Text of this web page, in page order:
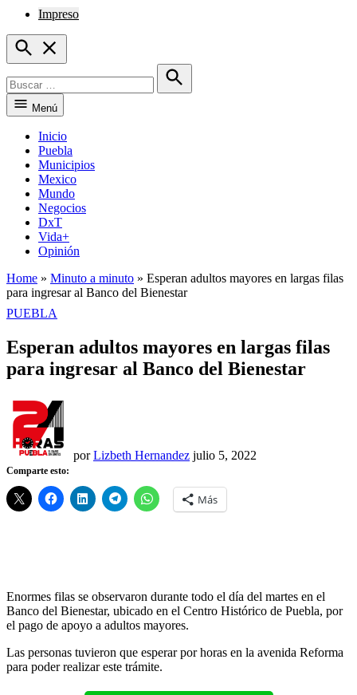
Impreso
Open
Search
Buscar
Menú
Inicio
Puebla
Municipios
Mexico
Mundo
Negocios
DxT
Vida+
Opinión
Home » Minuto a minuto » Esperan adultos mayores en largas filas
para ingresar al Banco del Bienestar
PUBLICADO
PUEBLA
Esperan adultos mayores en largas filas
para ingresar al Banco del Bienestar
por Lizbeth Hernandez julio 5, 2022
Comparte esto:
Más
Enormes filas se observaron durante todo el día del martes en el
Banco del Bienestar, ubicado en el Centro Histórico de Puebla, por
el pago de apoyo a adultos mayores.
Las personas tuvieron que esperar por horas en la avenida Reforma
para poder realizar este trámite.